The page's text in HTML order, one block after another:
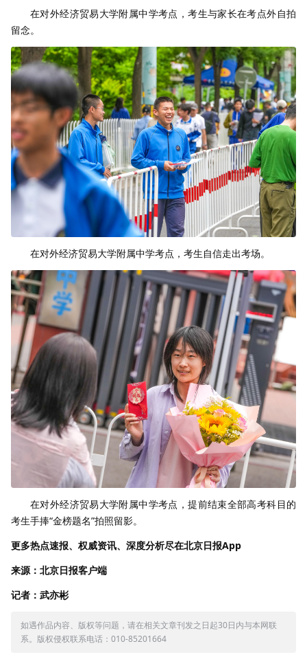
在对外经济贸易大学附属中学考点，考生与家长在考点外自拍
留念。
在对外经济贸易大学附属中学考点，考生自信走出考场。
在对外经济贸易大学附属中学考点，提前结束全部高考科目的
考生手捧“金榜题名”拍照留影。
更多热点速报、权威资讯、深度分析尽在北京日报App
来源：北京日报客户端
记者：武亦彬
如遇作品内容、版权等问题，请在相关文章刊发之日起30日内与本网联
系。版权侵权联系电话：010-85201664